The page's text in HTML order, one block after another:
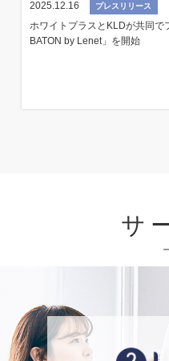
2025.12.16 プレスリリース
ホワイトプラスとKLDが共同で
BATON by Lenet」を開始
サ